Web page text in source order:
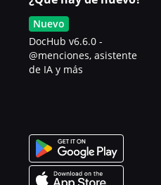
Nuevo
DocHub v6.6.0 -
@menciones, asistente
de IA y más